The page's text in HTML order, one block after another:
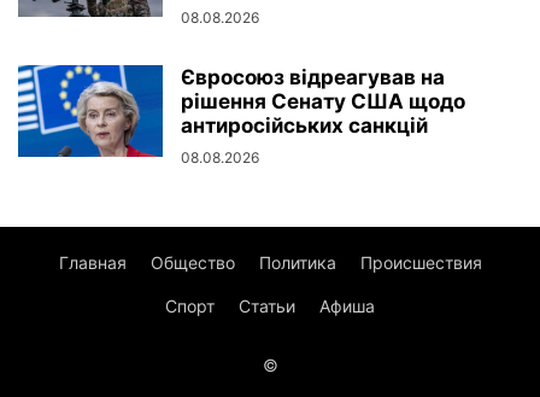
08.08.2026
Євросоюз відреагував на
рішення Сенату США щодо
антиросійських санкцій
08.08.2026
Главная Общество Политика Происшествия
Спорт Статьи Афиша
©